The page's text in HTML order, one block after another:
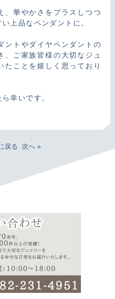
、華やかさをプラスしつつ
上品なペンダントに。
ントやダイヤペンダントの
、ご家族皆様の大切なジュ
たことを嬉しく思っており
幸いです。
戻る 次へ »